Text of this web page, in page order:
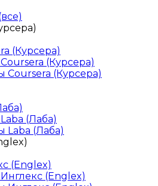
(Курсера)
(Курсера)
Coursera (Курсера)
(Лаба)
Laba (Лаба)
(Englex)
(Englex)